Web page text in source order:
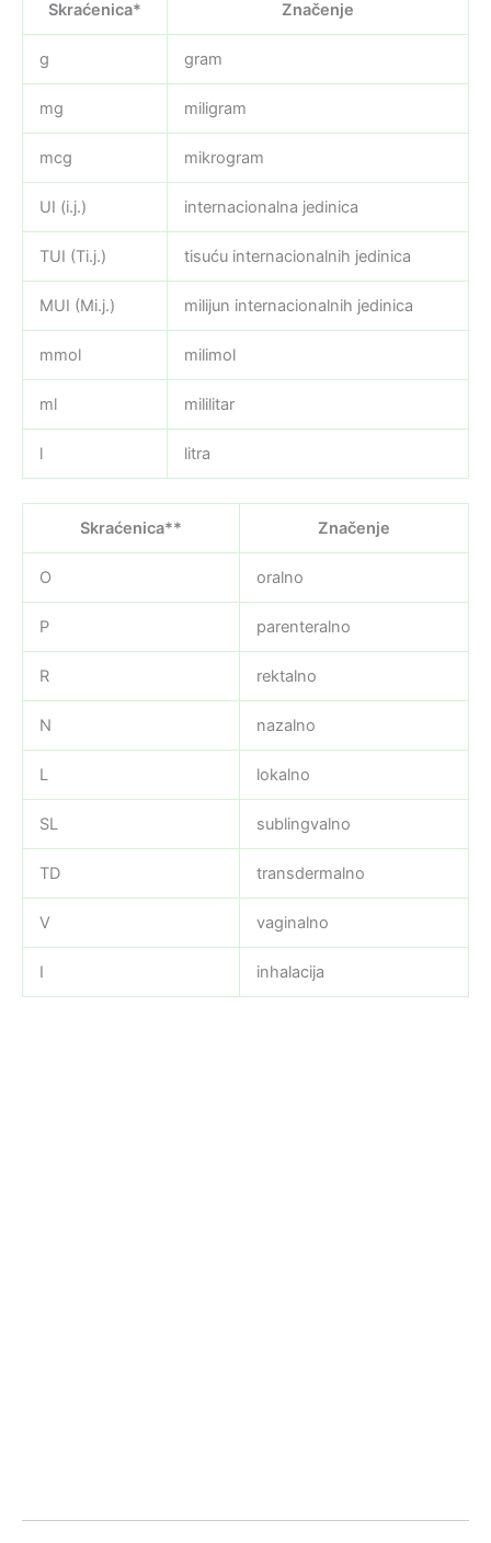
Skraćenica* Značenje
g gram
mg miligram
mcg mikrogram
UI (i.j.) internacionalna jedinica
TUI (Ti.j.) tisuću internacionalnih jedinica
MUI (Mi.j.) milijun internacionalnih jedinica
mmol milimol
ml mililitar
l litra
Skraćenica** Značenje
O oralno
P parenteralno
R rektalno
N nazalno
L lokalno
SL sublingvalno
TD transdermalno
V vaginalno
I inhalacija